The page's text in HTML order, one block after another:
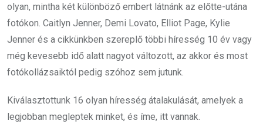
olyan, mintha két különböző embert látnánk az előtte-utána
fotókon. Caitlyn Jenner, Demi Lovato, Elliot Page, Kylie
Jenner és a cikkünkben szereplő többi híresség 10 év vagy
még kevesebb idő alatt nagyot változott, az akkor és most
fotókollázsaiktól pedig szóhoz sem jutunk.
Kiválasztottunk 16 olyan híresség átalakulását, amelyek a
legjobban megleptek minket, és íme, itt vannak.